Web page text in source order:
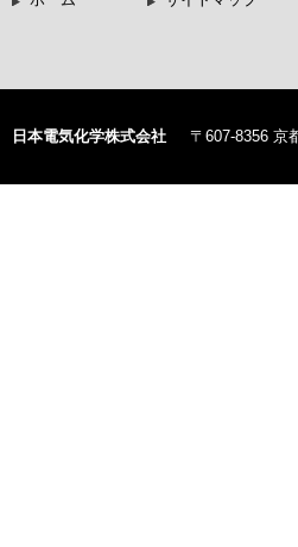
日本電気化学株式会社 〒607-8356 京